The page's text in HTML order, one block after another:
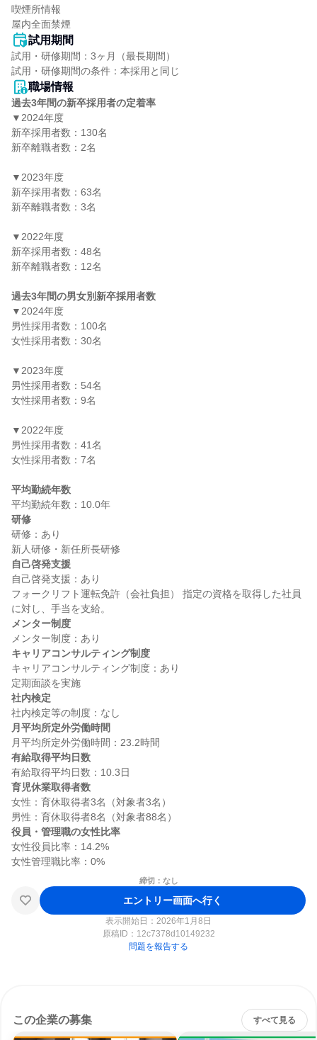
喫煙所情報
屋内全面禁煙
試用期間
試用・研修期間：3ヶ月（最長期間）
職場情報
過去3年間の新卒採用者の定着率
▼2024年度
新卒採用者数：130名
新卒離職者数：2名
▼2023年度
新卒採用者数：63名
新卒離職者数：3名
▼2022年度
新卒採用者数：48名
新卒離職者数：12名
過去3年間の男女別新卒採用者数
▼2024年度
男性採用者数：100名
女性採用者数：30名
▼2023年度
男性採用者数：54名
女性採用者数：9名
▼2022年度
男性採用者数：41名
女性採用者数：7名
平均勤続年数
研修
研修：あり
自己啓発支援
自己啓発支援：あり
フォークリフト運転免許（会社負担） 指定の資格を取得した社員
メンター制度
キャリアコンサルティング制度
キャリアコンサルティング制度：あり
社内検定
月平均所定外労働時間
有給取得平均日数
育児休業取得者数
女性：育休取得者3名（対象者3名）
役員・管理職の女性比率
女性役員比率：14.2%
締切：なし
エントリー画面へ行く
表示開始日：2026年1月8日
原稿ID： 12c7378d10149232
問題を報告する
この企業の募集 すべて見る